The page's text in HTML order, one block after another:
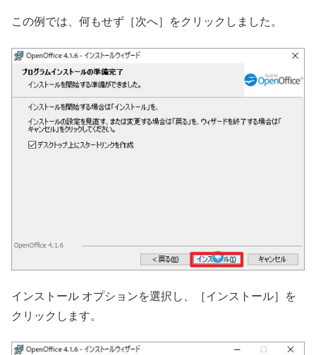
この例では、何もせず［次へ］をクリックしました。
インストール オプションを選択し、［インストール］を
クリックします。